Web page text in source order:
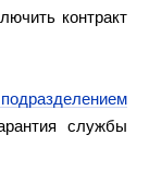
контракт
службы